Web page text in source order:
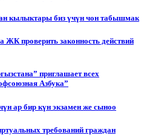
кылыктары биз үчүн чон табышмак
ЖК проверить законность действий
приглашает всех
Азбука”
ар бир күн экзамен же сыноо
требований граждан